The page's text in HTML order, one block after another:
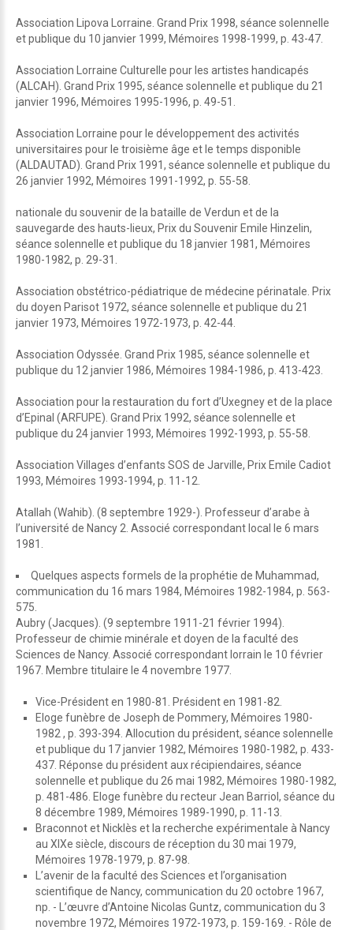
Association Lipova Lorraine. Grand Prix 1998, séance solennelle
et publique du 10 janvier 1999, Mémoires 1998-1999, p. 43-47.
Association Lorraine Culturelle pour les artistes handicapés
(ALCAH). Grand Prix 1995, séance solennelle et publique du 21
janvier 1996, Mémoires 1995-1996, p. 49-51.
Association Lorraine pour le développement des activités
universitaires pour le troisième âge et le temps disponible
(ALDAUTAD). Grand Prix 1991, séance solennelle et publique du
26 janvier 1992, Mémoires 1991-1992, p. 55-58.
nationale du souvenir de la bataille de Verdun et de la
sauvegarde des hauts-lieux, Prix du Souvenir Emile Hinzelin,
séance solennelle et publique du 18 janvier 1981, Mémoires
1980-1982, p. 29-31.
Association obstétrico-pédiatrique de médecine périnatale. Prix
du doyen Parisot 1972, séance solennelle et publique du 21
janvier 1973, Mémoires 1972-1973, p. 42-44.
Association Odyssée. Grand Prix 1985, séance solennelle et
publique du 12 janvier 1986, Mémoires 1984-1986, p. 413-423.
Association pour la restauration du fort d’Uxegney et de la place
d’Epinal (ARFUPE). Grand Prix 1992, séance solennelle et
publique du 24 janvier 1993, Mémoires 1992-1993, p. 55-58.
Association Villages d’enfants SOS de Jarville, Prix Emile Cadiot
1993, Mémoires 1993-1994, p. 11-12.
Atallah (Wahib). (8 septembre 1929-). Professeur d’arabe à
l’université de Nancy 2. Associé correspondant local le 6 mars
1981.
Quelques aspects formels de la prophétie de Muhammad,
communication du 16 mars 1984, Mémoires 1982-1984, p. 563-
575.
Aubry (Jacques). (9 septembre 1911-21 février 1994).
Professeur de chimie minérale et doyen de la faculté des
Sciences de Nancy. Associé correspondant lorrain le 10 février
1967. Membre titulaire le 4 novembre 1977.
Vice-Président en 1980-81. Président en 1981-82.
Eloge funèbre de Joseph de Pommery, Mémoires 1980-
1982 , p. 393-394. Allocution du président, séance solennelle
et publique du 17 janvier 1982, Mémoires 1980-1982, p. 433-
437. Réponse du président aux récipiendaires, séance
solennelle et publique du 26 mai 1982, Mémoires 1980-1982,
p. 481-486. Eloge funèbre du recteur Jean Barriol, séance du
8 décembre 1989, Mémoires 1989-1990, p. 11-13.
Braconnot et Nicklès et la recherche expérimentale à Nancy
au XIXe siècle, discours de réception du 30 mai 1979,
Mémoires 1978-1979, p. 87-98.
L’avenir de la faculté des Sciences et l’organisation
scientifique de Nancy, communication du 20 octobre 1967,
np. - L’œuvre d’Antoine Nicolas Guntz, communication du 3
novembre 1972, Mémoires 1972-1973, p. 159-169. - Rôle de